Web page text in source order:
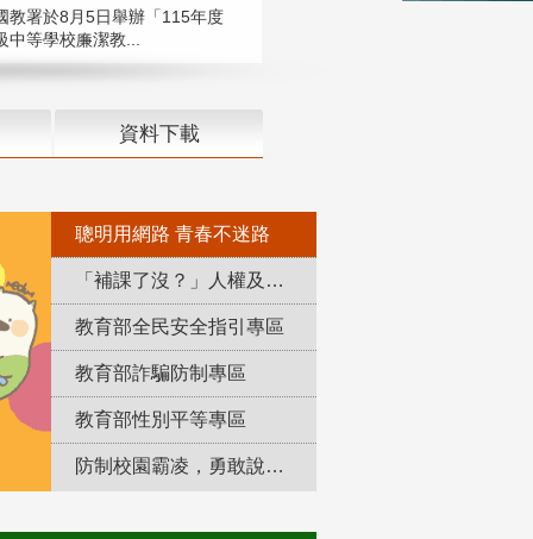
教署於8月5日舉辦「115年度
中等學校廉潔教...
資料下載
聰明用網路 青春不迷路
「補課了沒？」人權及轉型正義教育專區
教育部全民安全指引專區
教育部詐騙防制專區
教育部性別平等專區
防制校園霸凌，勇敢說出來！